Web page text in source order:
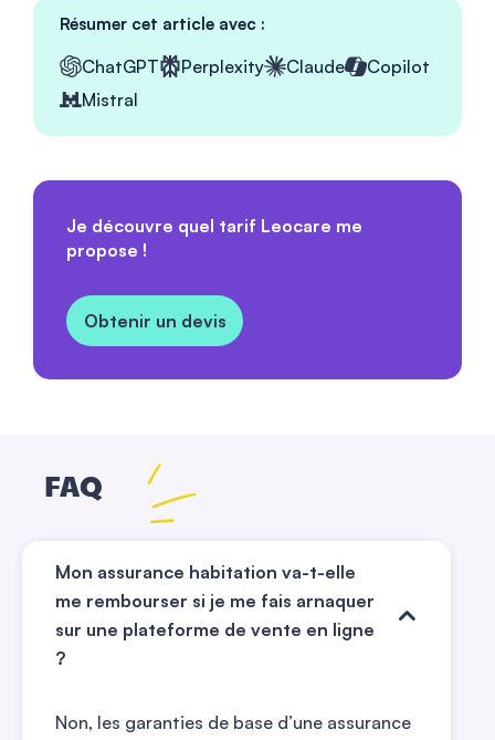
Résumer cet article avec :
ChatGPT Perplexity Claude
Copilot
Mistral
Je découvre quel tarif Leocare me
propose !
Obtenir un devis
FAQ
Mon assurance habitation va-t-elle
me rembourser si je me fais arnaquer
sur une plateforme de vente en ligne
?
Non, les garanties de base d’une assurance